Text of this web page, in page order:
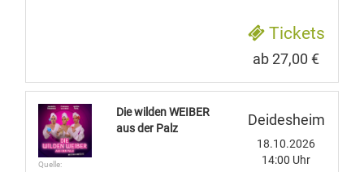
Tickets
ab 27,00 €
Quelle:
Die wilden WEIBER
aus der Palz
Deidesheim
18.10.2026
14:00 Uhr